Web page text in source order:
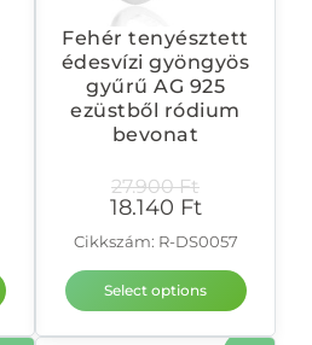
Fehér tenyésztett
édesvízi gyöngyös
gyűrű AG 925
ezüstből ródium
bevonat
27.900Ft
18.140 Ft
Cikkszám: R-DS0057
Select options